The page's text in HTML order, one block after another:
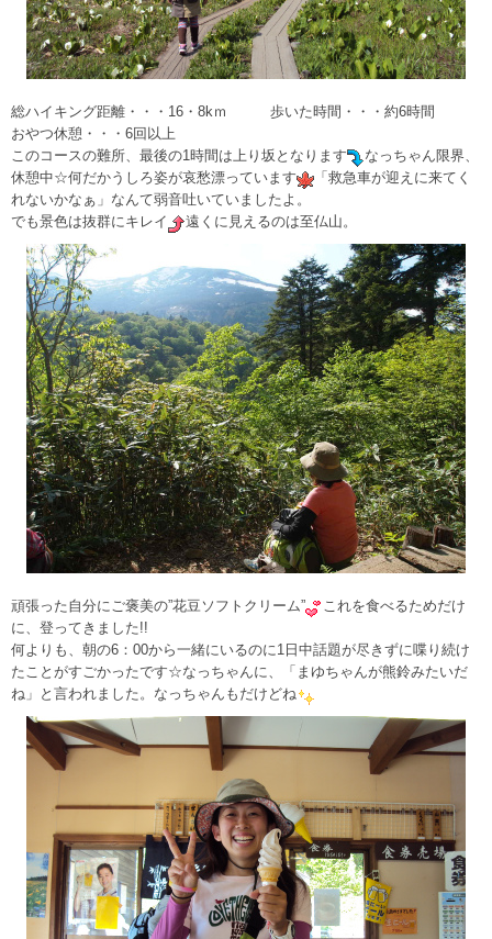
総ハイキング距離・・・16・8kｍ 歩いた時間・・・約6時間
おやつ休憩・・・6回以上
このコースの難所、最後の1時間は上り坂となります
なっちゃん限界、
休憩中☆何だかうしろ姿が哀愁漂っています
「救急車が迎えに来てく
れないかなぁ」なんて弱音吐いていましたよ。
でも景色は抜群にキレイ
遠くに見えるのは至仏山。
頑張った自分にご褒美の”花豆ソフトクリーム”
これを食べるためだけ
に、登ってきました!!
何よりも、朝の6：00から一緒にいるのに1日中話題が尽きずに喋り続け
たことがすごかったです☆なっちゃんに、「まゆちゃんが熊鈴みたいだ
ね」と言われました。なっちゃんもだけどね